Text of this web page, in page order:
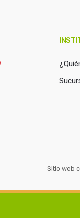
Sitio web